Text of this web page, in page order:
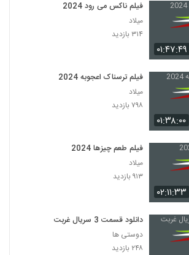
۰۱:۴۷:۴۹
فیلم ناکس می رود 2024
میلاد
۳۱۴ بازدید
۰۱:۳۸:۰۰
فیلم ترسناک اعجوبه 2024
میلاد
۷۹۸ بازدید
۰۲:۱۱:۳۳
فیلم طعم چیزها 2024
میلاد
۹۱۳ بازدید
دانلود قسمت 3 سریال غربت
دوستی ها
۲۴۸ بازدید